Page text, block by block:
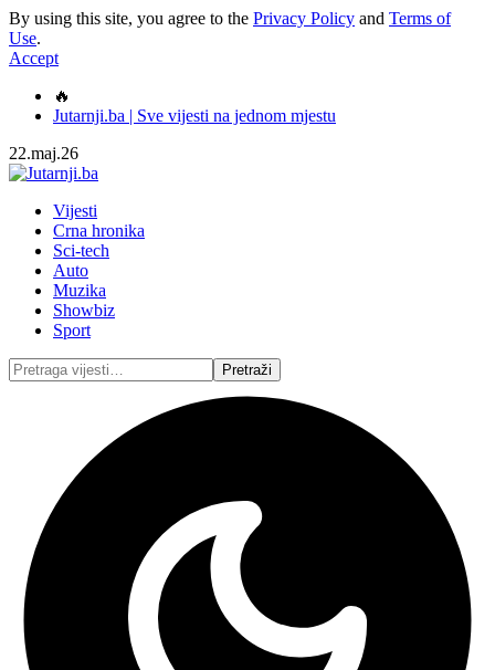
By using this site, you agree to the Privacy Policy and Terms of
Use.
Accept
🔥
Jutarnji.ba | Sve vijesti na jednom mjestu
22.maj.26
Vijesti
Crna hronika
Sci-tech
Auto
Muzika
Showbiz
Sport